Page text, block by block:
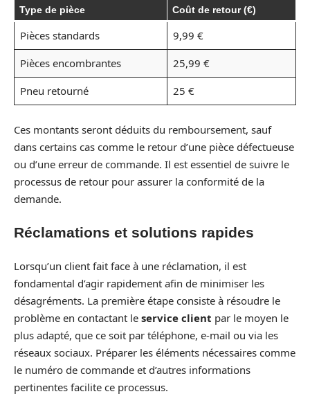
Type de pièce Coût de retour (€)
Pièces standards
9,99 €
Pièces encombrantes
25,99 €
Pneu retourné
25 €
Ces montants seront déduits du remboursement, sauf
dans certains cas comme le retour d’une pièce défectueuse
ou d’une erreur de commande. Il est essentiel de suivre le
processus de retour pour assurer la conformité de la
demande.
Réclamations et solutions rapides
Lorsqu’un client fait face à une réclamation, il est
fondamental d’agir rapidement afin de minimiser les
désagréments. La première étape consiste à résoudre le
problème en contactant le service client par le moyen le
plus adapté, que ce soit par téléphone, e-mail ou via les
réseaux sociaux. Préparer les éléments nécessaires comme
le numéro de commande et d’autres informations
pertinentes facilite ce processus.